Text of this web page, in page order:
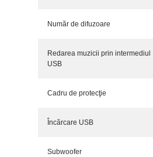
Număr de difuzoare
Redarea muzicii prin intermediul
USB
Cadru de protecţie
Încărcare USB
Subwoofer